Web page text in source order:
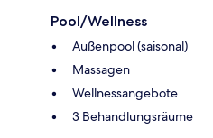
Pool/Wellness
Außenpool (saisonal)
Massagen
Wellnessangebote
3 Behandlungsräume